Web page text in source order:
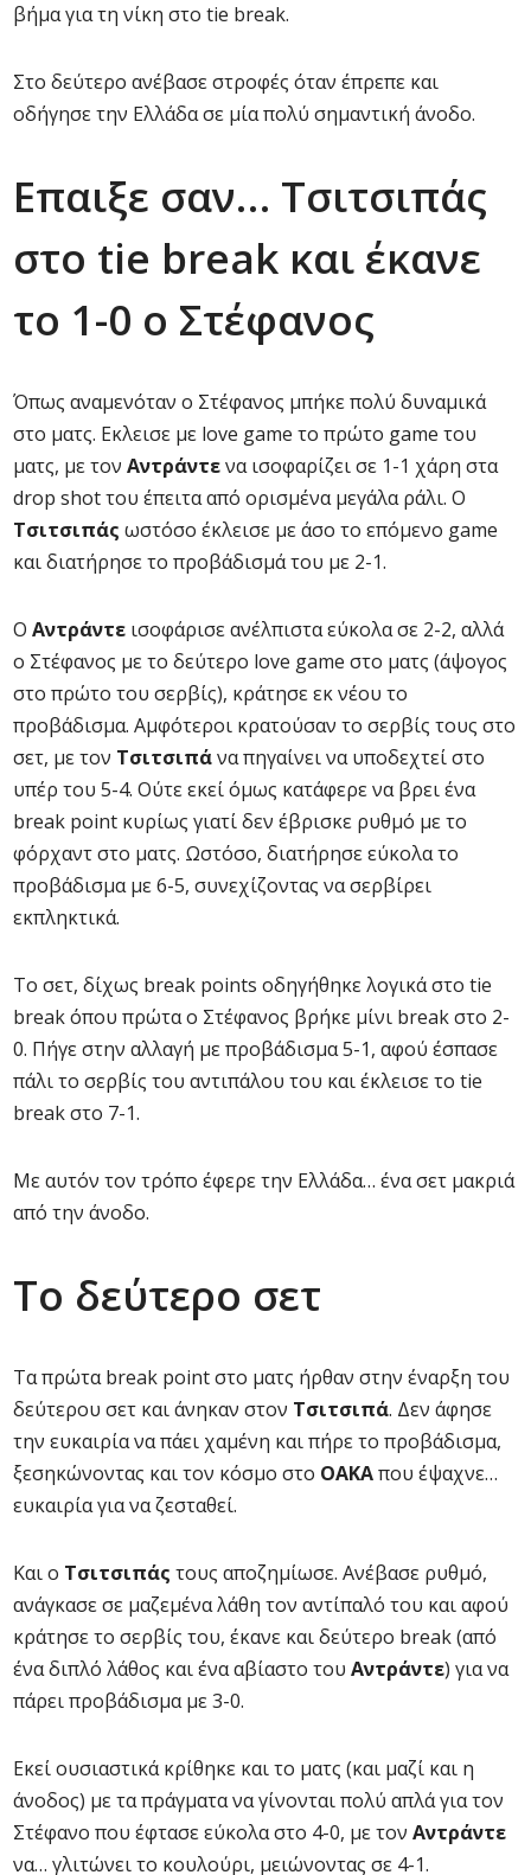
βήμα για τη νίκη στο tie break.
Στο δεύτερο ανέβασε στροφές όταν έπρεπε και
οδήγησε την Ελλάδα σε μία πολύ σημαντική άνοδο.
Επαιξε σαν… Τσιτσιπάς
στο tie break και έκανε
το 1-0 ο Στέφανος
Όπως αναμενόταν ο Στέφανος μπήκε πολύ δυναμικά
στο ματς. Εκλεισε με love game το πρώτο game του
ματς, με τον Αντράντενα ισοφαρίζει σε 1-1 χάρη στα
drop shot του έπειτα από ορισμένα μεγάλα ράλι. Ο
Τσιτσιπάς ωστόσο έκλεισε με άσο το επόμενο game
και διατήρησε το προβάδισμά του με 2-1.
Ο Αντράντε ισοφάρισε ανέλπιστα εύκολα σε 2-2, αλλά
ο Στέφανος με το δεύτερο love game στο ματς (άψογος
στο πρώτο του σερβίς), κράτησε εκ νέου το
προβάδισμα. Αμφότεροι κρατούσαν το σερβίς τους στο
σετ, με τον Τσιτσιπάνα πηγαίνει να υποδεχτεί στο
υπέρ του 5-4. Ούτε εκεί όμως κατάφερε να βρει ένα
break point κυρίως γιατί δεν έβρισκε ρυθμό με το
φόρχαντ στο ματς. Ωστόσο, διατήρησε εύκολα το
προβάδισμα με 6-5, συνεχίζοντας να σερβίρει
εκπληκτικά.
Το σετ, δίχως break points οδηγήθηκε λογικά στο tie
break όπου πρώτα ο Στέφανος βρήκε μίνι break στο 2-
0. Πήγε στην αλλαγή με προβάδισμα 5-1, αφού έσπασε
πάλι το σερβίς του αντιπάλου του και έκλεισε το tie
break στο 7-1.
Με αυτόν τον τρόπο έφερε την Ελλάδα… ένα σετ μακριά
από την άνοδο.
Το δεύτερο σετ
Τα πρώτα break point στο ματς ήρθαν στην έναρξη του
δεύτερου σετ και άνηκαν στον Τσιτσιπά. Δεν άφησε
την ευκαιρία να πάει χαμένη και πήρε το προβάδισμα,
ξεσηκώνοντας και τον κόσμο στο ΟΑΚΑπου έψαχνε…
ευκαιρία για να ζεσταθεί.
Και ο Τσιτσιπάς τους αποζημίωσε. Ανέβασε ρυθμό,
ανάγκασε σε μαζεμένα λάθη τον αντίπαλό του και αφού
κράτησε το σερβίς του, έκανε και δεύτερο break (από
ένα διπλό λάθος και ένα αβίαστο του Αντράντε) για να
πάρει προβάδισμα με 3-0.
Εκεί ουσιαστικά κρίθηκε και το ματς (και μαζί και η
άνοδος) με τα πράγματα να γίνονται πολύ απλά για τον
Στέφανο που έφτασε εύκολα στο 4-0, με τον Αντράντε
να… γλιτώνει το κουλούρι, μειώνοντας σε 4-1.